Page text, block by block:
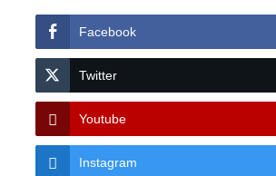
Facebook
Twitter
Youtube
Instagram